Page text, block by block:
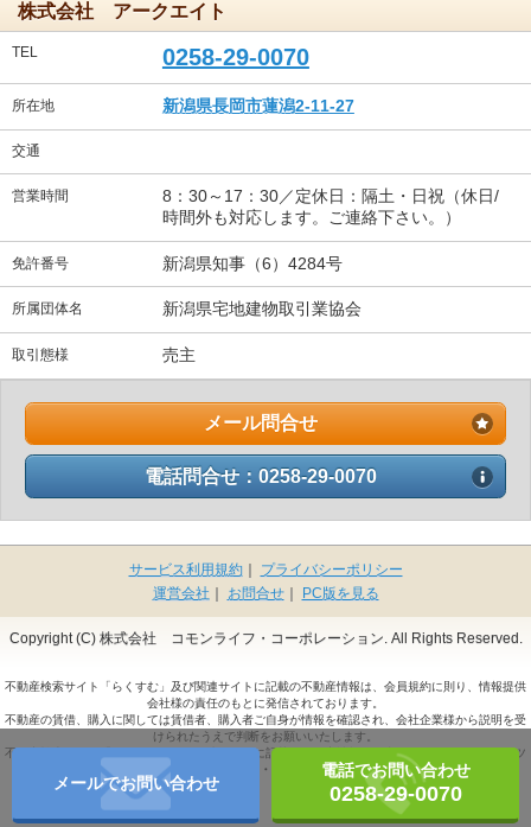
株式会社 アークエイト
TEL 0258-29-0070
所在地 新潟県長岡市蓮潟2-11-27
交通
営業時間
8：30～17：30／定休日：隔土・日祝（休日/
時間外も対応します。ご連絡下さい。）
免許番号 新潟県知事（6）4284号
所属団体名 新潟県宅地建物取引業協会
取引態様 売主
メール問合せ
電話問合せ：0258-29-0070
メールでお問い合わせ
電話でお問い合わせ
0258-29-0070
サービス利用規約｜
プライバシーポリシー
運営会社
お問合せ｜ PC版を見る
Copyright (C) 株式会社 コモンライフ・コーポレーション. All Rights Reserved.
不動産検索サイト「らくすむ」及び関連サイトに記載の不動産情報は、会員規約に則り、情報提供
会社様の責任のもとに発信されております。
不動産の賃借、購入に関しては賃借者、購入者ご自身が情報を確認され、会社企業様から説明を受
けられたうえで判断をお願いいたします。
不動産検索サイト「らくすむ」及び関連サイトに記載の不動産情報、写真、デザイン、コンテンツ
などの
無断転載・転用・複製 など禁止します。